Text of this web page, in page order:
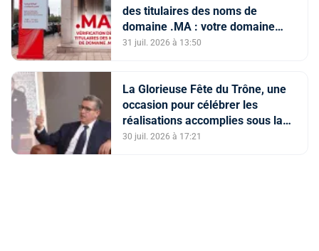
d'informations trompeuses
(Porte-parole du ministère de
l'Intérieur)
des titulaires des noms de
domaine .MA : votre domaine
est-il en ServerHold ?
31 juil. 2026 à 13:50
La Glorieuse Fête du Trône, une
occasion pour célébrer les
réalisations accomplies sous la
conduite de Sa Majesté le Roi (M.
30 juil. 2026 à 17:21